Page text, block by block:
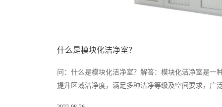
什么是模块化洁净室？
问：什么是模块化洁净室？解答：模块化洁净室是一
提升区域洁净度，满足多种洁净等级及空间要求，广